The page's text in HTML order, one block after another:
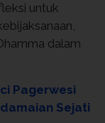
untuk
dalam
Pagerwesi
Sejati